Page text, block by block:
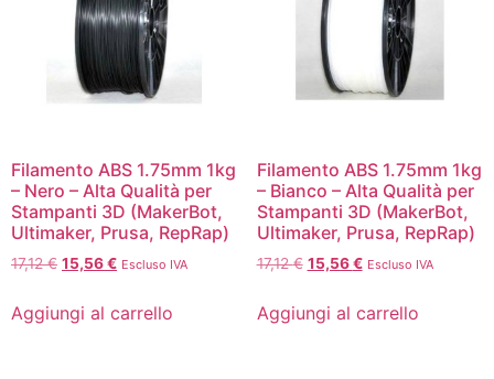
Filamento ABS 1.75mm 1kg
– Nero – Alta Qualità per
Stampanti 3D (MakerBot,
Ultimaker, Prusa, RepRap)
17,12€ 15,56€ Escluso IVA
Aggiungi al carrello
Filamento ABS 1.75mm 1kg
– Bianco – Alta Qualità per
Stampanti 3D (MakerBot,
Ultimaker, Prusa, RepRap)
17,12€ 15,56€ Escluso IVA
Aggiungi al carrello